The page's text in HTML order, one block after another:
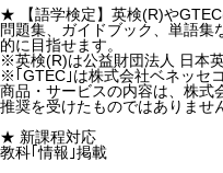
★ 【語学検定】英検(R)や
問題集、ガイドブック、単語
的に目指せます。
※英検(R)は公益財団法人 日本
※｢GTEC｣は株式会社ベネッセ
商品・サービスの内容は、株式
推奨を受けたものではありませ
★ 新課程対応
教科｢情報｣掲載